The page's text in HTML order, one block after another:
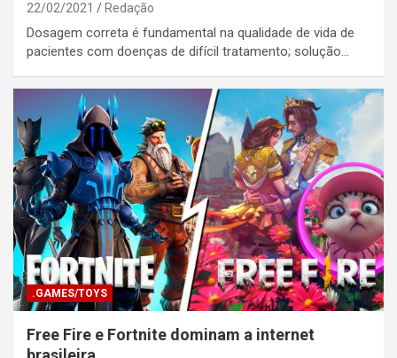
22/02/2021 Redação
Dosagem correta é fundamental na qualidade de vida de
pacientes com doenças de difícil tratamento; solução…
.GAMES/TOYS
Free Fire e Fortnite dominam a internet